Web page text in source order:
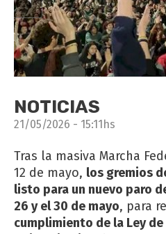
NOTICIAS
21/05/2026 - 15:11hs
Tras la masiva Marcha
12 de mayo, los gremios
listo para un nuevo paro
26 y el 30 de mayo, para
cumplimiento de la Ley